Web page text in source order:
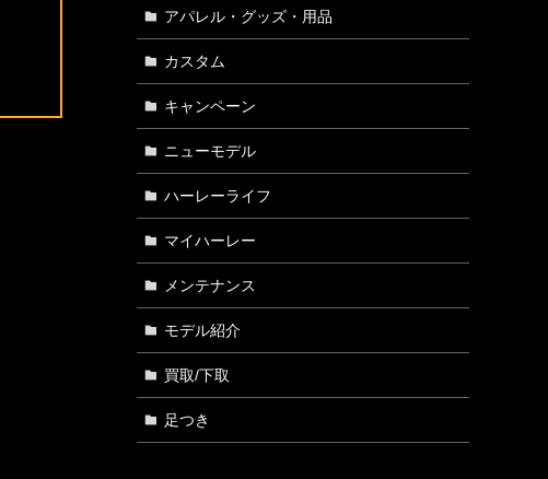
アパレル・グッズ・用品
カスタム
キャンペーン
ニューモデル
ハーレーライフ
マイハーレー
メンテナンス
モデル紹介
買取/下取
足つき